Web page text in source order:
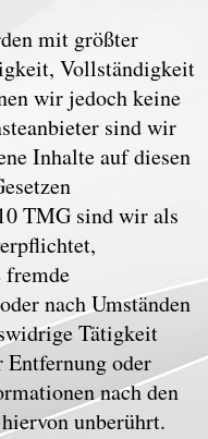
mit größter
Vollständigkeit
wir jedoch keine
sind wir
Inhalte auf diesen
TMG sind wir als
fremde
nach Umständen
Tätigkeit
oder
nach den
unberührt.